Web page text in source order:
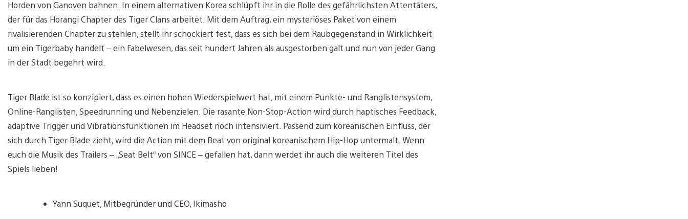
Horden von Ganoven bahnen. In einem alternativen Korea schlüpft ihr in die Rolle des gefährlichsten Attentäters,
der für das Horangi Chapter des Tiger Clans arbeitet. Mit dem Auftrag, ein mysteriöses Paket von einem
rivalisierenden Chapter zu stehlen, stellt ihr schockiert fest, dass es sich bei dem Raubgegenstand in Wirklichkeit
um ein Tigerbaby handelt – ein Fabelwesen, das seit hundert Jahren als ausgestorben galt und nun von jeder Gang
in der Stadt begehrt wird.
Tiger Blade ist so konzipiert, dass es einen hohen Wiederspielwert hat, mit einem Punkte- und Ranglistensystem,
Online-Ranglisten, Speedrunning und Nebenzielen. Die rasante Non-Stop-Action wird durch haptisches Feedback,
adaptive Trigger und Vibrationsfunktionen im Headset noch intensiviert. Passend zum koreanischen Einfluss, der
sich durch Tiger Blade zieht, wird die Action mit dem Beat von original koreanischem Hip-Hop untermalt. Wenn
euch die Musik des Trailers – „Seat Belt“ von SINCE – gefallen hat, dann werdet ihr auch die weiteren Titel des
Spiels lieben!
Yann Suquet, Mitbegründer und CEO, Ikimasho